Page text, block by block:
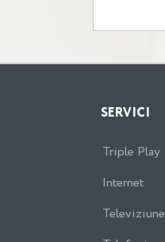
SERVICI
Triple Play
Internet
Televiziune